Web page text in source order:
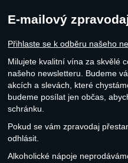
Nebyla
E-mailový
Přihlaste se k odběru našeho
Milujete kvalitní vína za skvělé
našeho newsletteru. Budeme
akcích a slevách, které
budeme posílat jen občas,
schránku.
Pokud se vám zpravodaj
odhlásit.
Alkoholické nápoje